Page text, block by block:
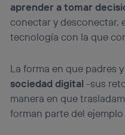
aprender a tomar
conectar y desconectar,
tecnología con la que
La forma en que padres
sociedad digital -sus
manera en que
forman parte del